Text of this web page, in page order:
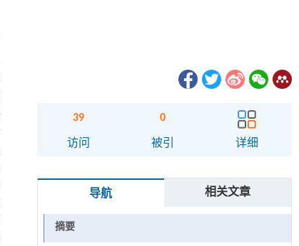
39
访问
0
被引 详细
导航 相关文章
摘要